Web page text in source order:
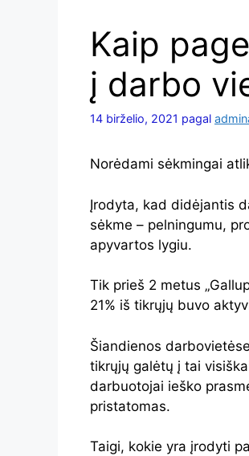
Kaip
į darbo
14 birželio, 2021 pagal
Norėdami sėkmingai
Įrodyta, kad didėjantis
sėkme – pelningumu,
apyvartos lygiu.
Tik prieš 2 metus
21% iš tikrųjų buvo
Šiandienos
tikrųjų galėtų į tai
darbuotojai ieško
pristatomas.
Taigi, kokie yra įrodyti